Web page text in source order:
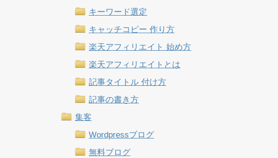
キーワード選定
キャッチコピー 作り方
楽天アフィリエイト 始め方
楽天アフィリエイトとは
記事タイトル 付け方
記事の書き方
集客
Wordpressブログ
無料ブログ